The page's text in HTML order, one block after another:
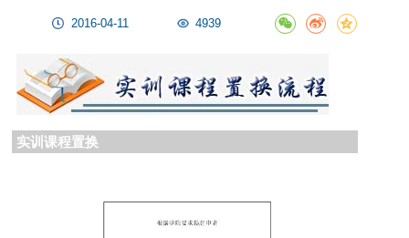
2016-04-11 4939
实训课程置换